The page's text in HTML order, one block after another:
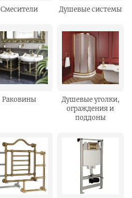
Смесители Душевые системы
Раковины
Душевые уголки,
ограждения и
поддоны